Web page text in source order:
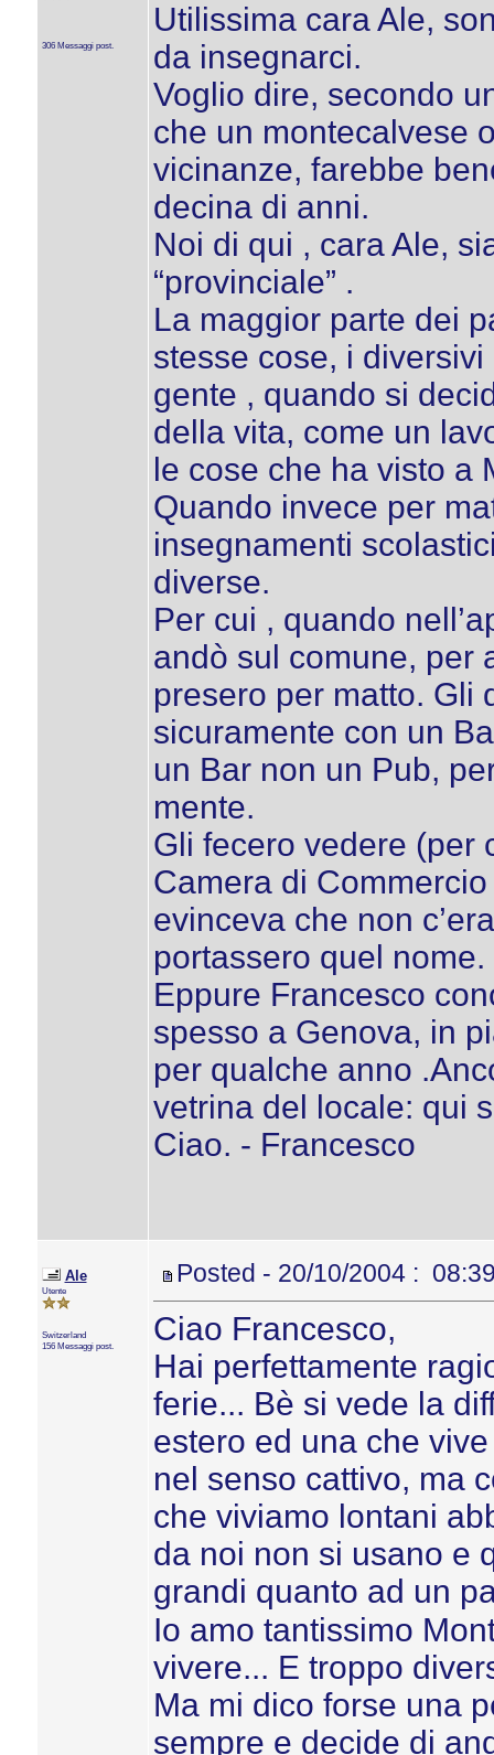
306 Messaggi post.
Utilissima cara Ale,
da insegnarci.
Voglio dire, secondo
che un montecalvese
vicinanze, farebbe
decina di anni.
Noi di qui , cara Ale,
“provinciale” .
La maggior parte dei
stesse cose, i
gente , quando si
della vita, come un
le cose che ha visto a
Quando invece per
insegnamenti
diverse.
Per cui , quando
andò sul comune, per
presero per matto. Gli
sicuramente con un
un Bar non un Pub,
mente.
Gli fecero vedere (per
Camera di
evinceva che non
portassero quel nome.
Eppure Francesco
spesso a Genova, in
per qualche anno
vetrina del locale: qui
Ciao. - Francesco
Ale
Utente
Switzerland
156 Messaggi post.
Posted - 20/10/2004 :
Ciao Francesco,
Hai perfettamente
ferie... Bè si vede la
estero ed una che
nel senso cattivo, ma
che viviamo lontani
da noi non si usano e
grandi quanto ad un
Io amo tantissimo
vivere... E troppo
Ma mi dico forse una
sempre e decide di